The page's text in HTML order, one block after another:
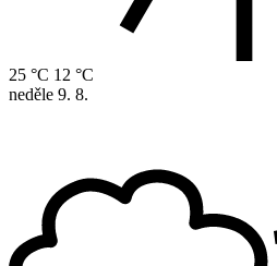
25 °C 12 °C
neděle 9. 8.